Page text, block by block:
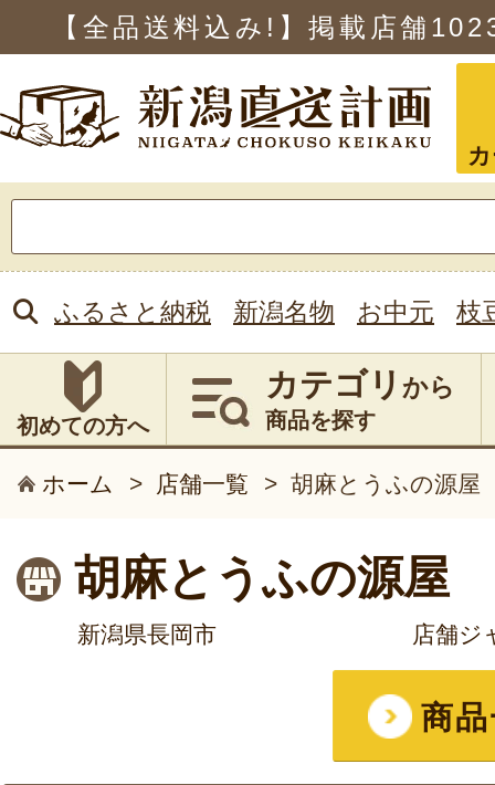
【全品送料込み!】掲載店舗
索:
ふるさと納税 新潟名物 お中元 枝
初めての方へ
カテゴリ から
商品を探す
ホーム > 店舗一覧 > 胡麻とうふの源屋
胡麻とうふの源屋
新潟県長岡市 店舗ジ
商